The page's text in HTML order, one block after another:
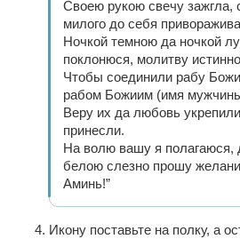
Своею рукою свечу
милого до себя
Ночкой темною да ночкой
поклонюся, молитву
Чтобы соединили рабу
рабом Божиим (имя
Веру их да любовь
принесли.
На волю вашу я полагаюся,
белою слезно прошу
Аминь!”
Икону поставьте на полку, а